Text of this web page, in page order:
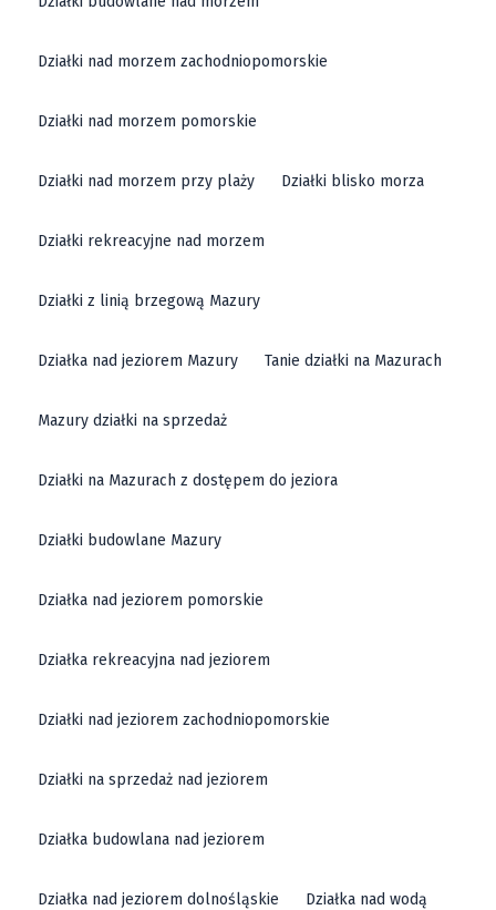
Działki nad morzem zachodniopomorskie
Działki nad morzem pomorskie
Działki nad morzem przy plaży Działki blisko morza
Działki rekreacyjne nad morzem
Działki z linią brzegową Mazury
Działka nad jeziorem Mazury Tanie działki na Mazurach
Mazury działki na sprzedaż
Działki na Mazurach z dostępem do jeziora
Działki budowlane Mazury
Działka nad jeziorem pomorskie
Działka rekreacyjna nad jeziorem
Działki nad jeziorem zachodniopomorskie
Działki na sprzedaż nad jeziorem
Działka budowlana nad jeziorem
Działka nad jeziorem dolnośląskie Działka nad wodą